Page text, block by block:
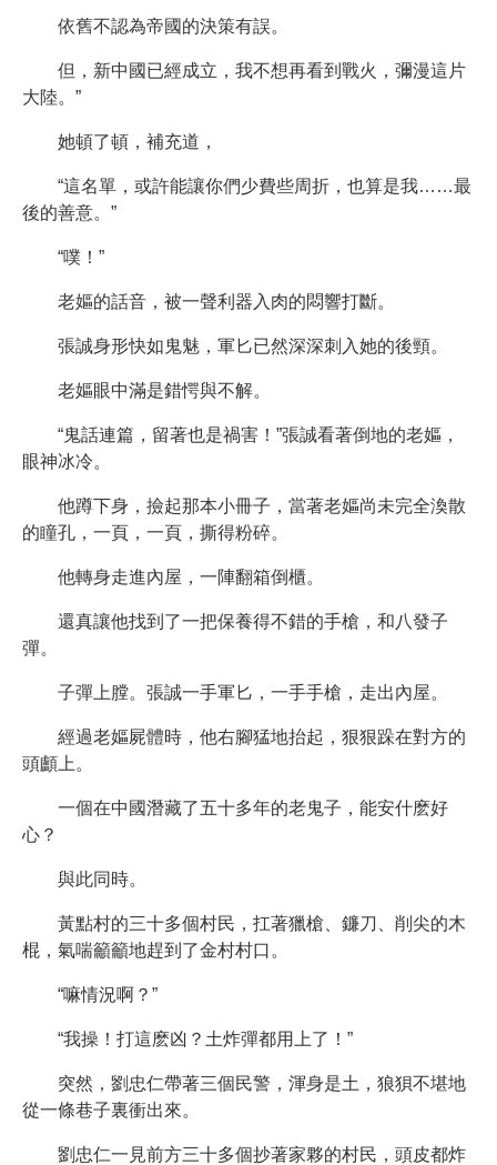
依舊不認為帝國的決策有誤。
但，新中國已經成立，我不想再看到戰火，彌漫這片
大陸。”
她頓了頓，補充道，
“這名單，或許能讓你們少費些周折，也算是我……最
後的善意。”
“噗！”
老嫗的話音，被一聲利器入肉的悶響打斷。
張誠身形快如鬼魅，軍匕已然深深刺入她的後頸。
老嫗眼中滿是錯愕與不解。
“鬼話連篇，留著也是禍害！”張誠看著倒地的老嫗，
眼神冰冷。
他蹲下身，撿起那本小冊子，當著老嫗尚未完全渙散
的瞳孔，一頁，一頁，撕得粉碎。
他轉身走進內屋，一陣翻箱倒櫃。
還真讓他找到了一把保養得不錯的手槍，和八發子
彈。
子彈上膛。張誠一手軍匕，一手手槍，走出內屋。
經過老嫗屍體時，他右腳猛地抬起，狠狠跺在對方的
頭顱上。
一個在中國潛藏了五十多年的老鬼子，能安什麽好
心？
與此同時。
黃點村的三十多個村民，扛著獵槍、鐮刀、削尖的木
棍，氣喘籲籲地趕到了金村村口。
“嘛情況啊？”
“我操！打這麽凶？土炸彈都用上了！”
突然，劉忠仁帶著三個民警，渾身是土，狼狽不堪地
從一條巷子裏衝出來。
劉忠仁一見前方三十多個抄著家夥的村民，頭皮都炸